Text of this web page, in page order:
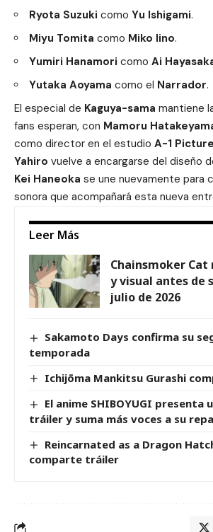
Ryota Suzuki como Yu Ishigami.
Miyu Tomita como Miko Iino.
Yumiri Hanamori como Ai
Yutaka Aoyama como el Narrador.
El especial de Kaguya-sama mantiene
fans esperan, con Mamoru
como director en el estudio A-1
Yahiro vuelve a encargarse del diseño
Kei Haneoka se une nuevamente para
sonora que acompañará esta nueva
Leer Más
Chainsmoker
y visual antes de
julio de 2026
Sakamoto Days confirma su
temporada
Ichijōma Mankitsu Gurashi
El anime SHIBOYUGI presenta
tráiler y suma más voces a su
Reincarnated as a Dragon
comparte tráiler